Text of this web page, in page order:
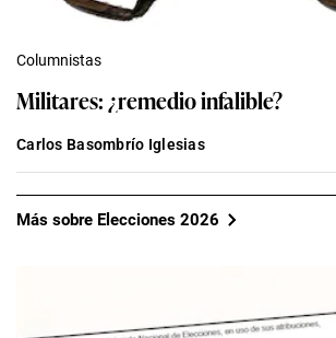
Columnistas
Militares: ¿remedio infalible?
Carlos Basombrío Iglesias
Más sobre Elecciones 2026